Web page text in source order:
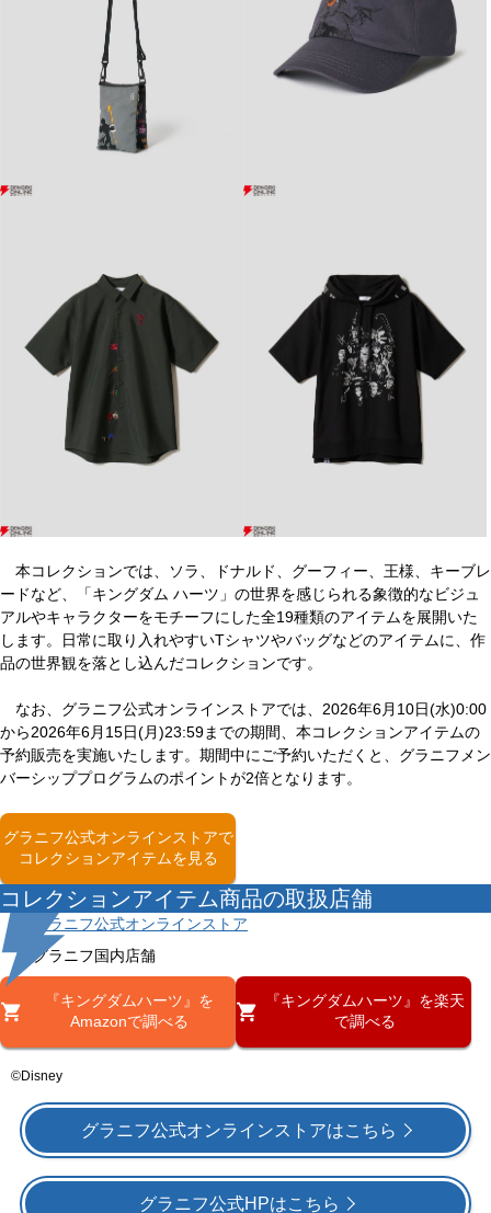
本コレクションでは、ソラ、ドナルド、グーフィー、王様、キーブレ
ードなど、「キングダム ハーツ」の世界を感じられる象徴的なビジュ
アルやキャラクターをモチーフにした全19種類のアイテムを展開いた
します。日常に取り入れやすいTシャツやバッグなどのアイテムに、作
品の世界観を落とし込んだコレクションです。
なお、グラニフ公式オンラインストアでは、2026年6月10日(水)0:00
から2026年6月15日(月)23:59までの期間、本コレクションアイテムの
予約販売を実施いたします。期間中にご予約いただくと、グラニフメン
バーシッププログラムのポイントが2倍となります。
グラニフ公式オンラインストアで
コレクションアイテムを見る
コレクションアイテム商品の取扱店舗
グラニフ公式オンラインストア
グラニフ国内店舗
『キングダムハーツ』を
Amazonで調べる
『キングダムハーツ』を楽天
で調べる
©Disney
グラニフ公式オンラインストアはこちら
グラニフ公式HPはこちら